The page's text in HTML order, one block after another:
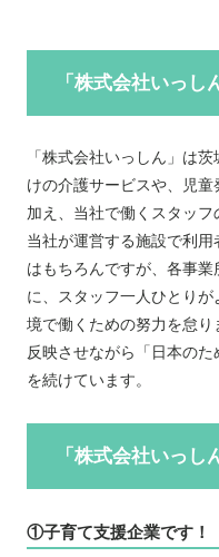
「株式会社いっし
「株式会社いっしん」は
けの介護サービスや、児
加え、当社で働くスタッフ
当社が運営する施設で利
はもちろんですが、各事
に、スタッフ一人ひとり
境で働くための努力を怠
反映させながら「日本の
を続けています。
「株式会社いっ
①子育て支援企業です！